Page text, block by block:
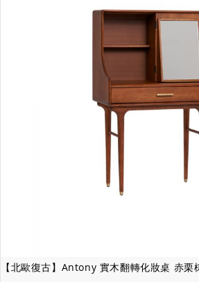
【北歐復古】Antony 實木翻轉化妝桌 赤栗